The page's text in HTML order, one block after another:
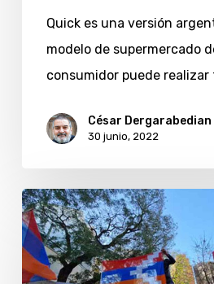
Quick es una versión
modelo de supermercado
consumidor puede realizar
César Dergarabedian
30 junio, 2022
Genocidio
armenio:
marcha
en